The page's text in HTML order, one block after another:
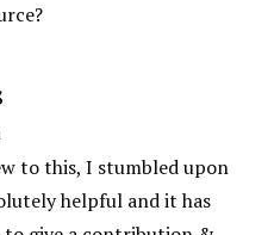
to this, I stumbled upon
helpful and it has